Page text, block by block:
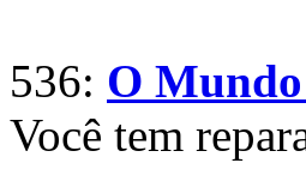
536: O
Você tem